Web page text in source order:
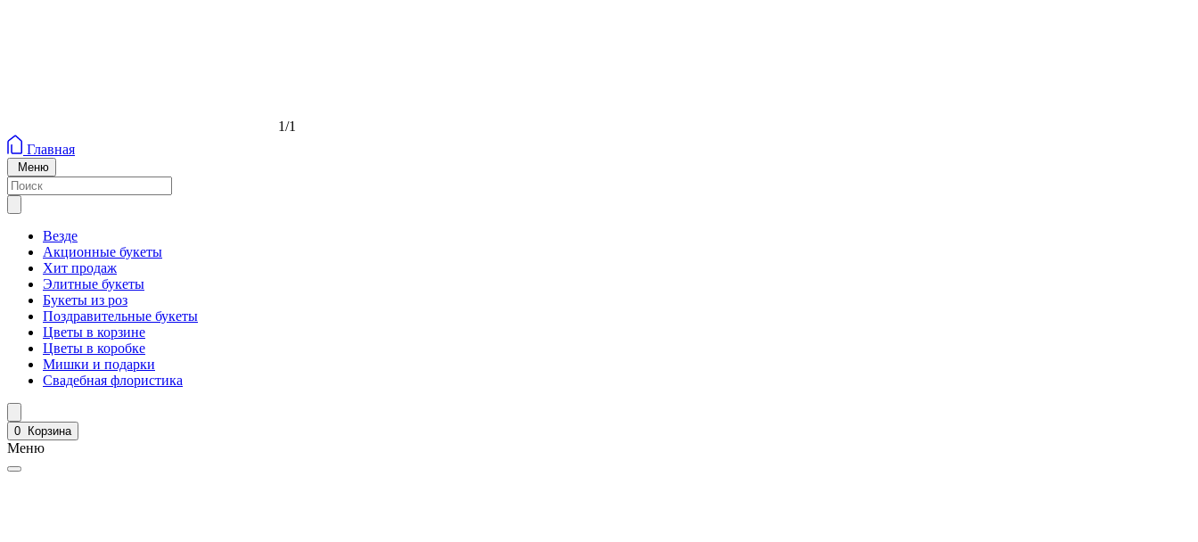
1/1
Главная
Меню
Везде
Акционные букеты
Хит продаж
Элитные букеты
Букеты из роз
Поздравительные букеты
Цветы в корзине
Цветы в коробке
Мишки и подарки
Свадебная флористика
0 Корзина
Меню